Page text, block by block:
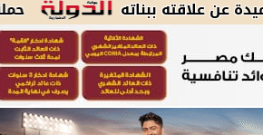
حملة مكبرة ببناته